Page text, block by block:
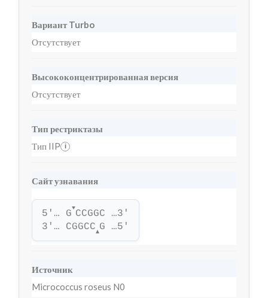
Вариант Turbo
Отсутствует
Высококонцентрированная версия
Отсутствует
Тип рестриктазы
Тип IIP
i
Сайт узнавания
5'… G
▼
CCGGC …3'
3'… CGGCC▲G …5'
Источник
Micrococcus roseus N0